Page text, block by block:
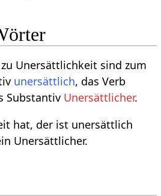
Unersättlichkeit sind zum
unersättlich, das Verb
Substantiv Unersättlicher.
hat, der ist unersättlich
Unersättlicher.